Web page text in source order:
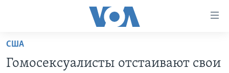
Перейти
основной
США
Гомосексуалисты отстаивают свои